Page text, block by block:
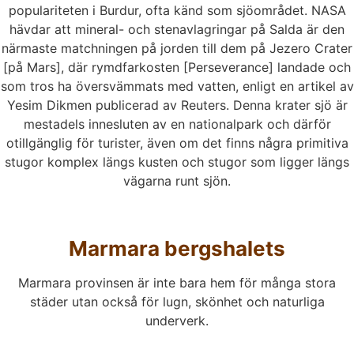
populariteten i Burdur, ofta känd som sjöområdet. NASA
hävdar att mineral- och stenavlagringar på Salda är den
närmaste matchningen på jorden till dem på Jezero Crater
[på Mars], där rymdfarkosten [Perseverance] landade och
som tros ha översvämmats med vatten, enligt en artikel av
Yesim Dikmen publicerad av Reuters. Denna krater sjö är
mestadels innesluten av en nationalpark och därför
otillgänglig för turister, även om det finns några primitiva
stugor komplex längs kusten och stugor som ligger längs
vägarna runt sjön.
Marmara bergshalets
Marmara provinsen är inte bara hem för många stora
städer utan också för lugn, skönhet och naturliga
underverk.